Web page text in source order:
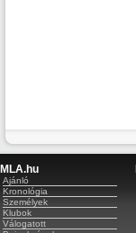
MLA.hu
Ajánló
Kronológia
Személyek
Klubok
Válogatott